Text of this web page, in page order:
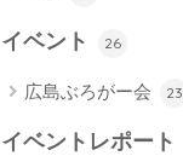
イベント 26
広島ぶろがー会 23
イベントレポート